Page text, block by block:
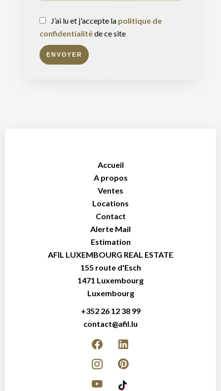
J’ai lu et j'accepte la politique de
confidentialitéde ce site
ENVOYER
Accueil
A propos
Ventes
Locations
Contact
Alerte Mail
Estimation
AFIL LUXEMBOURG REAL ESTATE
155 route d'Esch
1471 Luxembourg
Luxembourg
+352 26 12 38 99
contact@afil.lu